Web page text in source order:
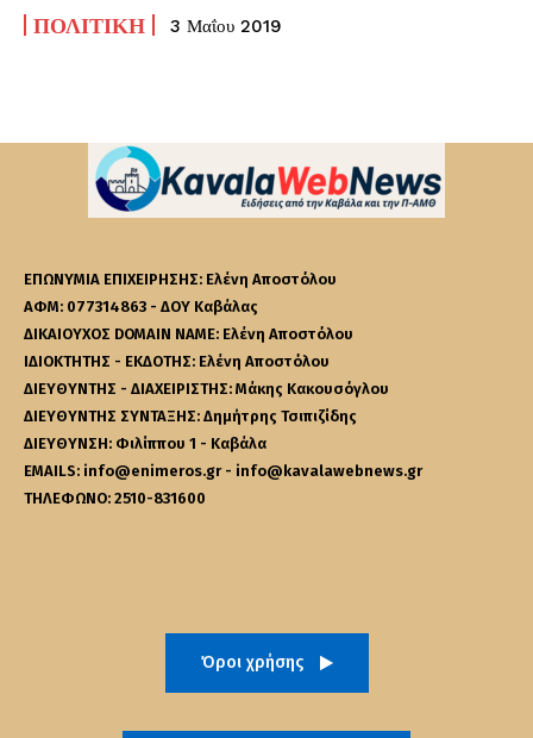
ΠΟΛΙΤΙΚΉ 3 Μαΐου 2019
ΕΠΩΝΥΜΙΑ ΕΠΙΧΕΙΡΗΣΗΣ: Ελένη Αποστόλου
ΑΦΜ: 077314863 - ΔΟΥ Καβάλας
ΔΙΚΑΙΟΥΧΟΣ DOMAIN NAME: Ελένη Αποστόλου
ΙΔΙΟΚΤΗΤΗΣ - ΕΚΔΟΤΗΣ: Ελένη Αποστόλου
ΔΙΕΥΘΥΝΤΗΣ - ΔΙΑΧΕΙΡΙΣΤΗΣ: Μάκης Κακουσόγλου
ΔΙΕΥΘΥΝΤΗΣ ΣΥΝΤΑΞΗΣ: Δημήτρης Τσιπιζίδης
ΔΙΕΥΘΥΝΣΗ: Φιλίππου 1 - Καβάλα
EMAILS: info@enimeros.gr - info@kavalawebnews.gr
ΤΗΛΕΦΩΝΟ: 2510-831600
Όροι χρήσης